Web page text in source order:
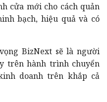
cửa mới cho cách quản
bạch, hiệu quả và có
BizNext sẽ là người
trên hành trình chuyển
doanh trên khắp cả